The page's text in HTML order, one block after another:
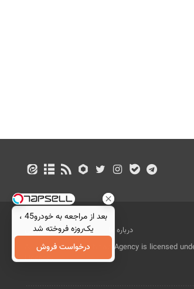
درباره ما تماس با ما
بازرگانی
All Content by Mehr News Agency is licensed
License.
بعد از مراجعه به خودرو45 ،
یک‌روزه فروخته شد
درخواست فروش